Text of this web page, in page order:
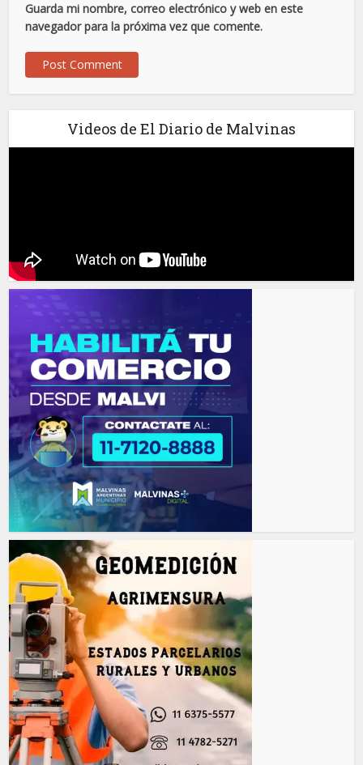
Guarda mi nombre, correo electrónico y web en este
navegador para la próxima vez que comente.
Videos de El Diario de Malvinas